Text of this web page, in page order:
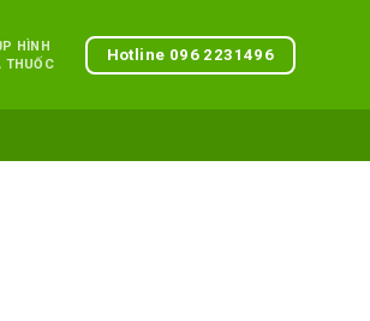
HÌNH
THUỐC
Hotline 096 2231496